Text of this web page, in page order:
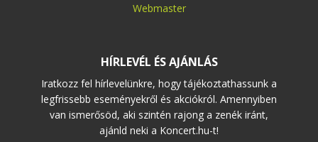
Webmaster
HÍRLEVÉL ÉS AJÁNLÁS
Iratkozz fel hírlevelünkre, hogy tájékoztathassunk a
legfrissebb eseményekről és akciókról. Amennyiben
van ismerősöd, aki szintén rajong a zenék iránt,
ajánld neki a Koncert.hu-t!